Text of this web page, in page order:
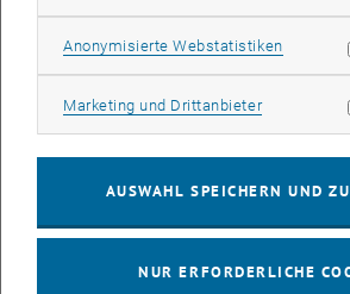
Zur Analysis 1 gibt es auch eine
höhersemestrigen Studenten/Studentin
dass Fragen zum laufenden Stoffgebiet
Sie dieses zusätzliche LVA-Angebot
Die Fragestunde findet immer Montags, 9h00
Anonymisierte WebstatistikenStatistik
Marketing und DrittanbieterMarketing
AUSWAHL SPEICHERN UND
NUR ERFORDERLICHE